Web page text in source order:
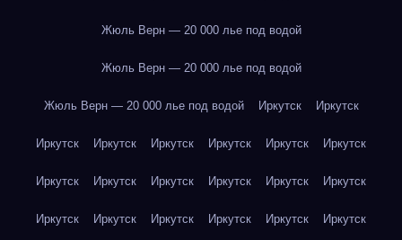
Жюль Верн — 20 000 лье под водой
Жюль Верн — 20 000 лье под водой
Жюль Верн — 20 000 лье под водой Иркутск Иркутск
Иркутск Иркутск Иркутск Иркутск Иркутск Иркутск
Иркутск Иркутск Иркутск Иркутск Иркутск Иркутск
Иркутск Иркутск Иркутск Иркутск Иркутск Иркутск